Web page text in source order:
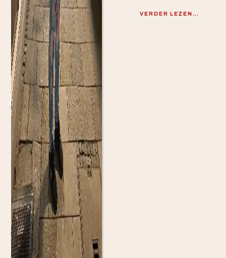
VERDER LEZEN…